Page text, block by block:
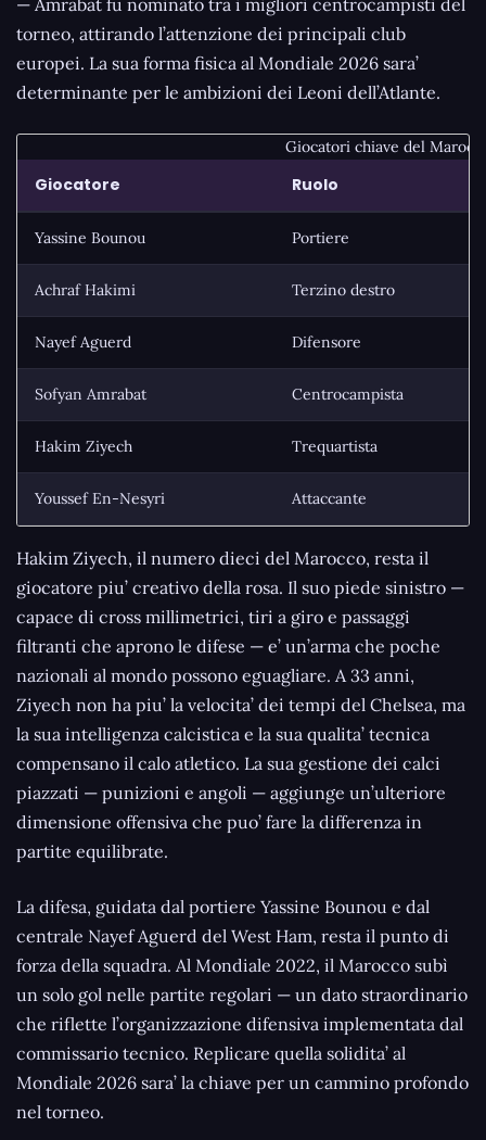
torneo, attirando l’attenzione dei principali club
europei. La sua forma fisica al Mondiale 2026 sara’
determinante per le ambizioni dei Leoni dell’Atlante.
Giocatori chiave del
Giocatore Ruolo
Yassine Bounou Portiere
Achraf Hakimi Terzino destro
Nayef Aguerd Difensore
Sofyan Amrabat Centrocampista
Hakim Ziyech Trequartista
Youssef En-Nesyri Attaccante
Hakim Ziyech, il numero dieci del Marocco, resta il
giocatore piu’ creativo della rosa. Il suo piede sinistro —
capace di cross millimetrici, tiri a giro e passaggi
filtranti che aprono le difese — e’ un’arma che poche
nazionali al mondo possono eguagliare. A 33 anni,
Ziyech non ha piu’ la velocita’ dei tempi del Chelsea, ma
la sua intelligenza calcistica e la sua qualita’ tecnica
compensano il calo atletico. La sua gestione dei calci
piazzati — punizioni e angoli — aggiunge un’ulteriore
dimensione offensiva che puo’ fare la differenza in
partite equilibrate.
La difesa, guidata dal portiere Yassine Bounou e dal
centrale Nayef Aguerd del West Ham, resta il punto di
forza della squadra. Al Mondiale 2022, il Marocco subì
un solo gol nelle partite regolari — un dato straordinario
che riflette l’organizzazione difensiva implementata dal
commissario tecnico. Replicare quella solidita’ al
Mondiale 2026 sara’ la chiave per un cammino profondo
nel torneo.